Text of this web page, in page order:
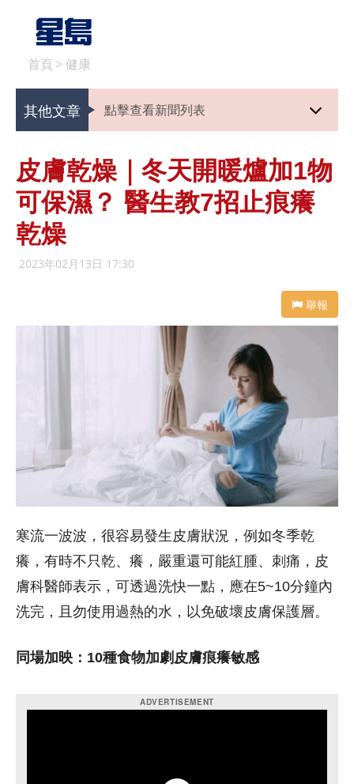
首頁 > 健康
其他文章 點擊查看新聞列表
皮膚乾燥｜冬天開暖爐加1物
可保濕？ 醫生教7招止痕癢
乾燥
2023年02月13日 17:30
舉報
寒流一波波，很容易發生皮膚狀況，例如冬季乾
癢，有時不只乾、癢，嚴重還可能紅腫、刺痛，皮
膚科醫師表示，可透過洗快一點，應在5~10分鐘內
洗完，且勿使用過熱的水，以免破壞皮膚保護層。
同場加映：10種食物加劇皮膚痕癢敏感